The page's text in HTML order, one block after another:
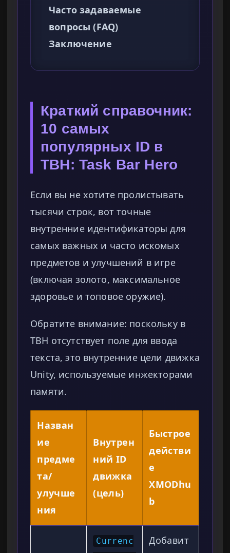
Часто задаваемые
вопросы (FAQ)
Заключение
Краткий справочник:
10 самых
популярных ID в
TBH: Task Bar Hero
Если вы не хотите пролистывать
тысячи строк, вот точные
внутренние идентификаторы для
самых важных и часто искомых
предметов и улучшений в игре
(включая золото, максимальное
здоровье и топовое оружие).
Обратите внимание: поскольку в
TBH отсутствует поле для ввода
текста, это внутренние цели движка
Unity, используемые инжекторами
памяти.
Назван
ие
предме
та/
улучше
ния
Внутрен
ний ID
движка
(цель)
Быстрое
действи
е
XMODhu
b
Currenc
Добавит